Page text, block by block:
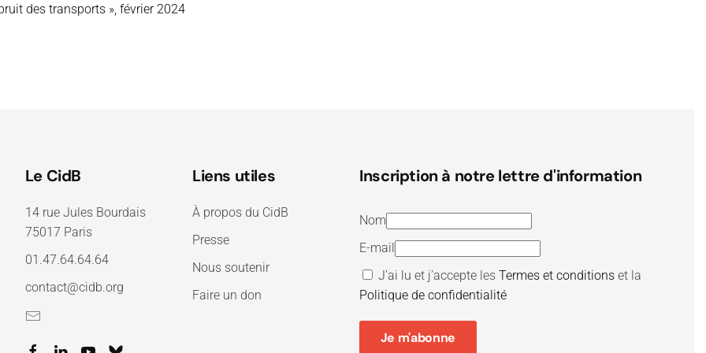
des transports », février 2024
Le CidB
14 rue Jules Bourdais
75017 Paris
01.47.64.64.64
contact@cidb.org
Liens utiles
À propos du CidB
Presse
Nous soutenir
Faire un don
Inscription à notre lettre d'information
Nom
E-mail
J’ai lu et j’accepte lesTermes et conditions et la
Politique de confidentialité
Je m'abonne